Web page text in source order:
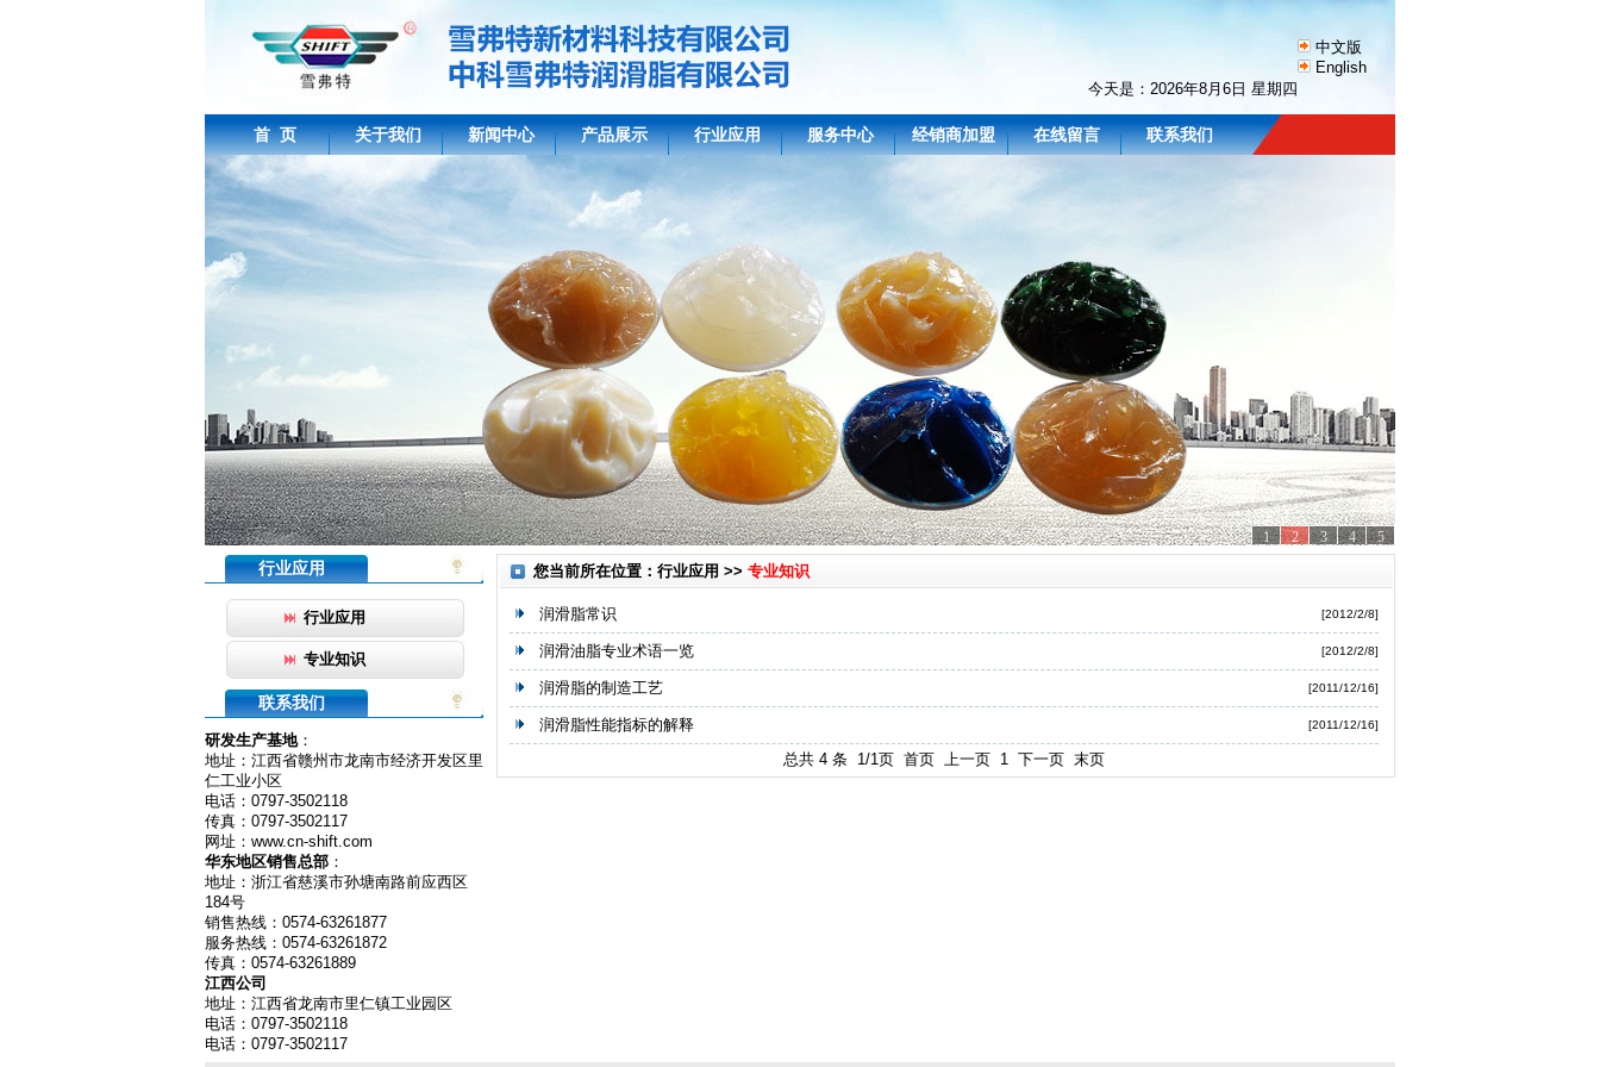
中文版
English
今天是： 2026年8月6日 星期四
首 页 关于我们 新闻中心 产品展示 行业应用 服务中心 经销商加盟 在线留言 联系我们
5
4
3
2
1
行业应用
行业应用
专业知识
联系我们
研发生产基地：
地址：江西省赣州市龙南市经济开发区里
仁工业小区
电话：0797-3502118
传真：0797-3502117
网址：www.cn-shift.com
华东地区销售总部 ：
地址：浙江省慈溪市孙塘南路前应西区
184号
销售热线：0574-63261877
服务热线：0574-63261872
传真：0574-63261889
江西公司
地址：江西省龙南市里仁镇工业园区
电话：0797-3502118
电话：0797-3502117
您当前所在位置：行业应用 >> 专业知识
[2012/2/8]
润滑脂常识
[2012/2/8]
润滑油脂专业术语一览
[2011/12/16]
润滑脂的制造工艺
[2011/12/16]
润滑脂性能指标的解释
总共 4 条 1/1页 首页 上一页 1下一页 末页